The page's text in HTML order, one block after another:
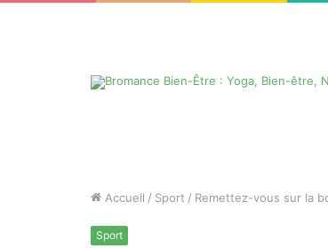
Accueil / Sport / Remettez-vous sur la
Sport